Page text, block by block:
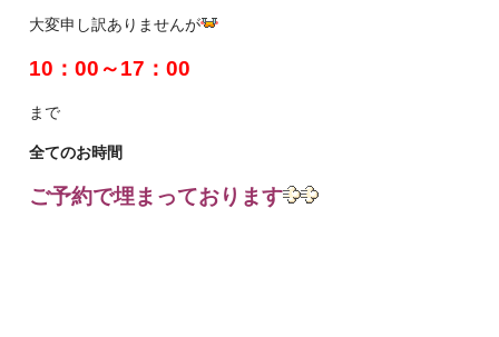
大変申し訳ありませんが
10：00～17：00
まで
全てのお時間
ご予約で埋まっております